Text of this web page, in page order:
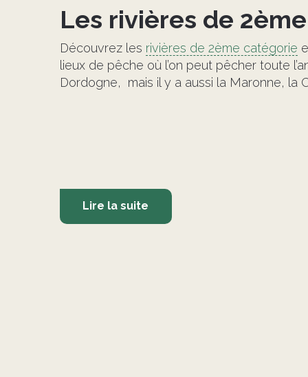
Les rivières de
Découvrez les rivières de 2ème catégorie
lieux de pêche où l’on peut pêcher toute
Dordogne, mais il y a aussi la Maronne, la
Lire la suite